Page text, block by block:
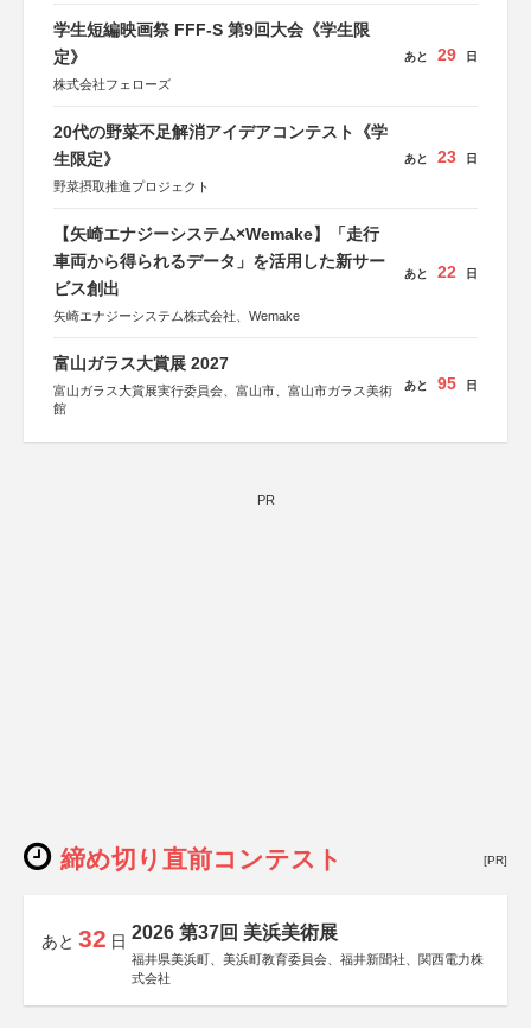
学生短編映画祭 FFF-S 第9回大会《学生限
定》
株式会社フェローズ
あと 29 日
20代の野菜不足解消アイデアコンテスト《学
生限定》
野菜摂取推進プロジェクト
あと 23 日
【矢崎エナジーシステム×Wemake】「走行
車両から得られるデータ」を活用した新サー
ビス創出
矢崎エナジーシステム株式会社、Wemake
あと 22 日
富山ガラス大賞展 2027
富山ガラス大賞展実行委員会、富山市、富山市ガラス美術
館
あと 95 日
PR
締め切り直前コンテスト [PR]
あと 32 日 2026 第37回 美浜美術展
福井県美浜町、美浜町教育委員会、福井新聞社、関西電力株
式会社